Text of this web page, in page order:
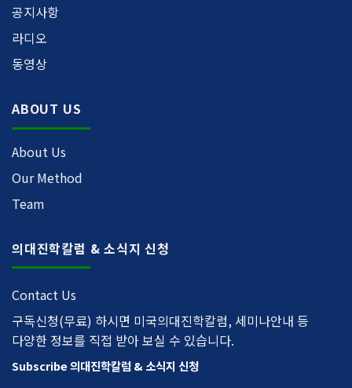
공지사항
라디오
동영상
ABOUT US
About Us
Our Method
Team
의대진학칼럼 & 소식지 신청
Contact Us
구독신청(무료) 하시면 미국의대진학칼럼, 세미나안내 등
다양한 정보를 직접 받아 보실 수 있습니다.
Subscribe 의대진학칼럼 & 소식지 신청